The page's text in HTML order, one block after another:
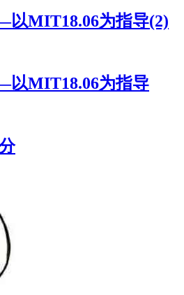
MIT18.06为指导(2)
MIT18.06为指导